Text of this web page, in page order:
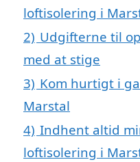
loftisolering i
2) Udgifterne til
med at stige
3) Kom hurtigt i
Marstal
4) Indhent altid
loftisolering i